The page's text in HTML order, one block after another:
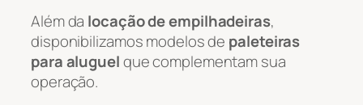
Além da locação de empilhadeiras,
disponibilizamos modelos de paleteiras
para aluguelque complementam sua
operação.